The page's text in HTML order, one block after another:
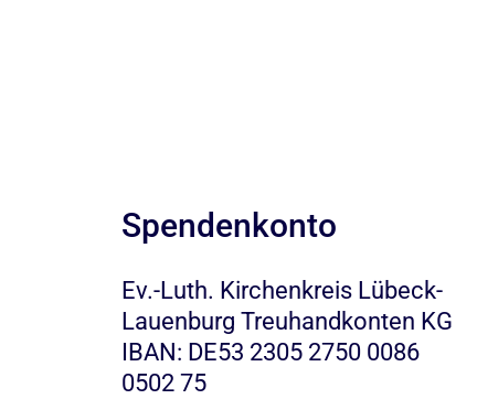
Spendenkonto
Ev.-Luth. Kirchenkreis Lübeck-
Lauenburg Treuhandkonten KG
IBAN: DE53 2305 2750 0086
0502 75